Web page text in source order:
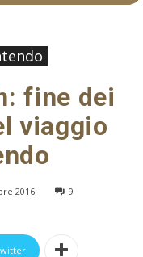
fine dei
viaggio
2016 9